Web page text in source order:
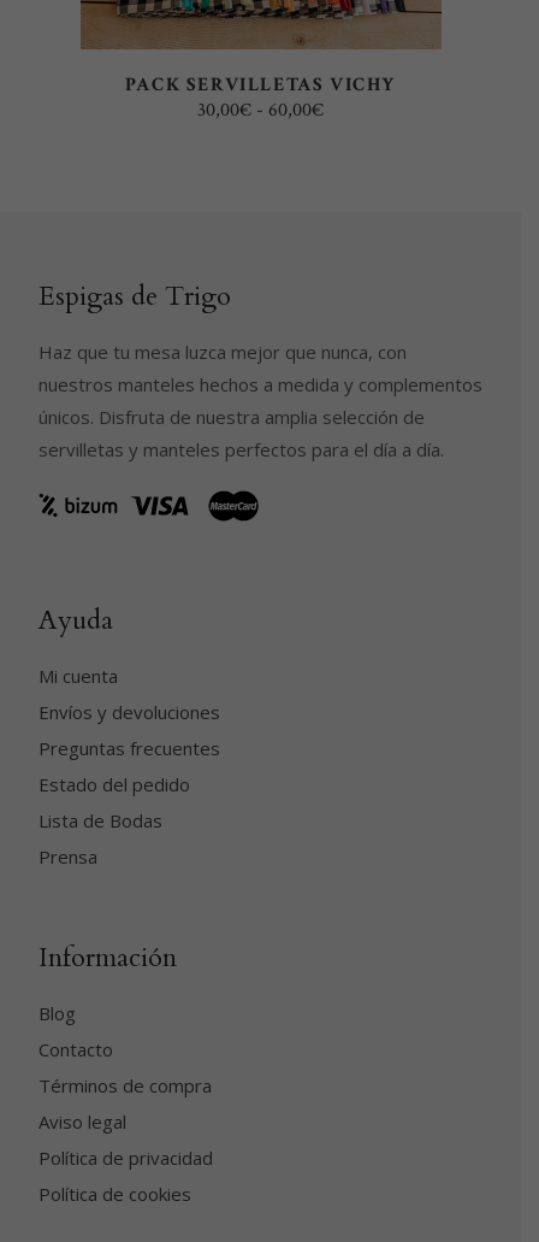
múltiples
variantes.
Las
PACK SERVILLETAS VICHY
30,00€ - 60,00€Rango
Espigas de Trigo
Haz que tu mesa luzca mejor que nunca, con
nuestros manteles hechos a medida y complementos
únicos. Disfruta de nuestra amplia selección de
servilletas y manteles perfectos para el día a día.
Ayuda
Mi cuenta
Envíos y devoluciones
Preguntas frecuentes
Estado del pedido
Lista de Bodas
Prensa
Información
Blog
Contacto
Términos de compra
Aviso legal
Política de privacidad
Política de cookies